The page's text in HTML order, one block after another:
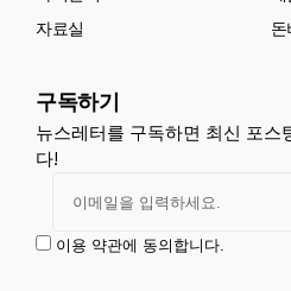
자료실
돈
구독하기
뉴스레터를 구독하면 최신 포스
다!
이용 약관에 동의합니다.